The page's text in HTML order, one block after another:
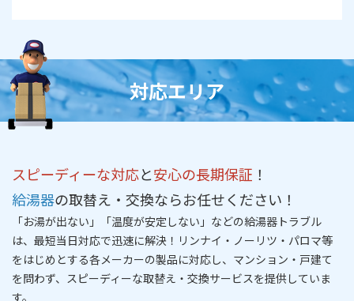
対応エリア
スピーディーな対応と安心の長期保証 ！
給湯器の取替え・交換ならお任せください！
「お湯が出ない」「温度が安定しない」などの給湯器トラブル
は、 最短当日対応で迅速に解決！リンナイ・ノーリツ・パロマ等
をはじめとする各メーカーの製品に対応し、マンション・戸建て
を問わず、 スピーディーな取替え・交換サービスを提供していま
す。